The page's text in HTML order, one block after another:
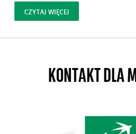
za autentyczne opowiedzenie
materiałów, które pokazują
CZYTAJ WIĘCEJ
KONTAKT DLA